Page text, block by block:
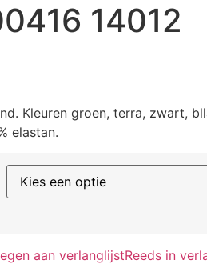
14012
Kleuren groen, terra, zwart,
elastan.
aan verlanglijstReeds in